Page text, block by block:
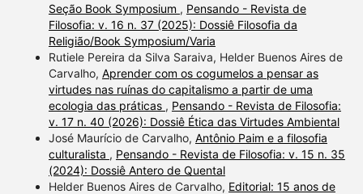
Seção Book Symposium , Pensando - Revista de
Filosofia: v. 16 n. 37 (2025): Dossiê Filosofia da
Religião/Book Symposium/Varia
Rutiele Pereira da Silva Saraiva, Helder Buenos Aires de
Carvalho, Aprender com os cogumelos a pensar as
virtudes nas ruínas do capitalismo a partir de uma
ecologia das práticas , Pensando - Revista de Filosofia:
v. 17 n. 40 (2026): Dossiê Ética das Virtudes Ambiental
José Maurício de Carvalho, Antônio Paim e a filosofia
culturalista , Pensando - Revista de Filosofia: v. 15 n. 35
(2024): Dossiê Antero de Quental
Helder Buenos Aires de Carvalho, Editorial: 15 anos de